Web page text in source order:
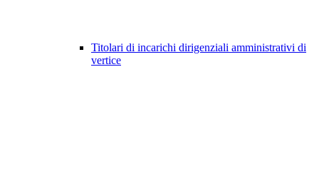
Titolari di incarichi dirigenziali amministrativi di
vertice